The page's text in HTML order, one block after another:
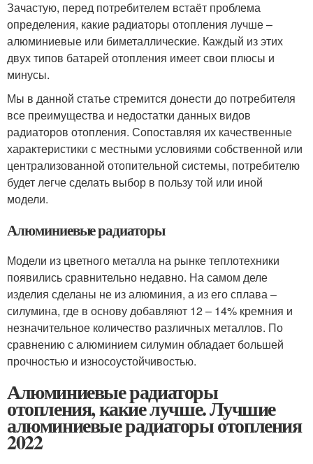
Зачастую, перед потребителем встаёт проблема
определения, какие радиаторы отопления лучше –
алюминиевые или биметаллические. Каждый из этих
двух типов батарей отопления имеет свои плюсы и
минусы.
Мы в данной статье стремится донести до потребителя
все преимущества и недостатки данных видов
радиаторов отопления. Сопоставляя их качественные
характеристики с местными условиями собственной или
централизованной отопительной системы, потребителю
будет легче сделать выбор в пользу той или иной
модели.
Алюминиевые радиаторы
Модели из цветного металла на рынке теплотехники
появились сравнительно недавно. На самом деле
изделия сделаны не из алюминия, а из его сплава –
силумина, где в основу добавляют 12 – 14% кремния и
незначительное количество различных металлов. По
сравнению с алюминием силумин обладает большей
прочностью и износоустойчивостью.
Алюминиевые радиаторы
отопления, какие лучше. Лучшие
алюминиевые радиаторы отопления
2022